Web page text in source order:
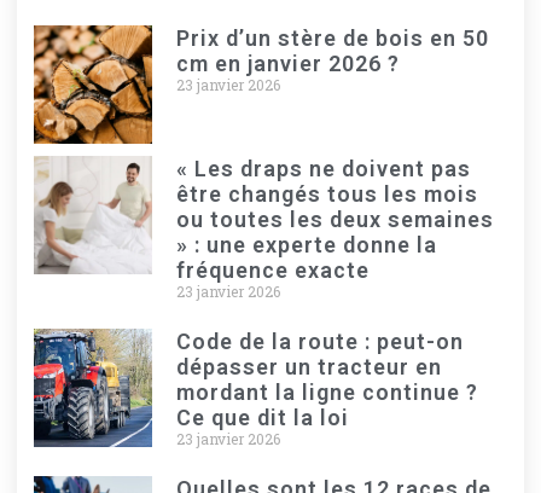
Prix d’un stère de bois en 50
cm en janvier 2026 ?
23 janvier 2026
« Les draps ne doivent pas
être changés tous les mois
ou toutes les deux semaines
» : une experte donne la
fréquence exacte
23 janvier 2026
Code de la route : peut-on
dépasser un tracteur en
mordant la ligne continue ?
Ce que dit la loi
23 janvier 2026